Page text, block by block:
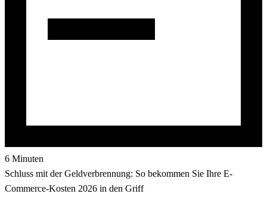
6 Minuten
Schluss mit der Geldverbrennung: So bekommen Sie Ihre E-
Commerce-Kosten 2026 in den Griff